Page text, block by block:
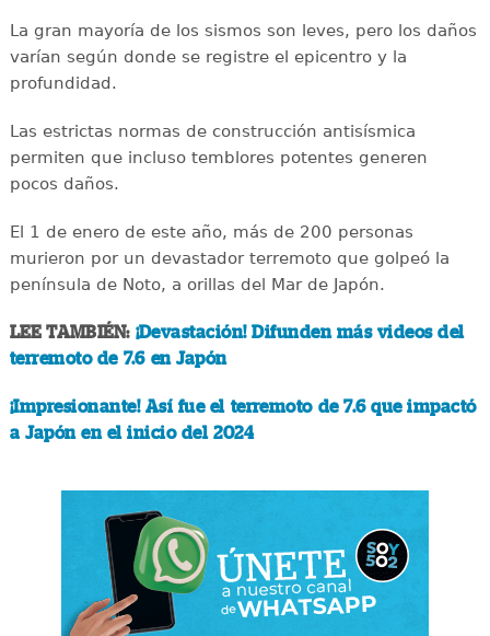
La gran mayoría de los sismos son leves, pero los daños
varían según donde se registre el epicentro y la
profundidad.
Las estrictas normas de construcción antisísmica
permiten que incluso temblores potentes generen
pocos daños.
El 1 de enero de este año, más de 200 personas
murieron por un devastador terremoto que golpeó la
península de Noto, a orillas del Mar de Japón.
LEE TAMBIÉN: ¡Devastación! Difunden más videos del
terremoto de 7.6 en Japón
¡Impresionante! Así fue el terremoto de 7.6 que impactó
a Japón en el inicio del 2024